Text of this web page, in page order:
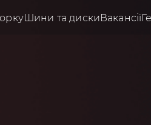
Шини та дискиВакансії